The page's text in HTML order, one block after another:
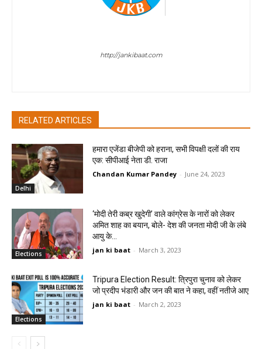
http://jankibaat.com
RELATED ARTICLES
Delhi
हमारा एजेंडा बीजेपी को हराना, सभी विपक्षी दलों की राय
एक: सीपीआई नेता डी. राजा
Chandan Kumar Pandey - June 24, 2023
Elections
‘मोदी तेरी कब्र खुदेगी’ वाले कांग्रेस के नारों को लेकर
अमित शाह का बयान, बोले- देश की जनता मोदी जी के लंबे
आयु के...
jan ki baat - March 3, 2023
Elections
Tripura Election Result: त्रिपुरा चुनाव को लेकर
जो प्रदीप भंडारी और जन की बात ने कहा, वहीं नतीजे आए
jan ki baat - March 2, 2023